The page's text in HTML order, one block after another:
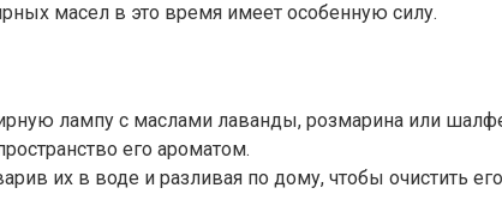
масел в это время имеет особенную силу.
лампу с маслами лаванды, розмарина или
его ароматом.
их в воде и разливая по дому, чтобы очистить